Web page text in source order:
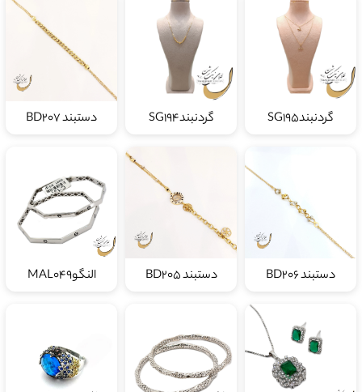
گردنبندSG195 گردنبندSG194 دستبند BD207
دستبند BD206 دستبند BD205 النگوMAL049